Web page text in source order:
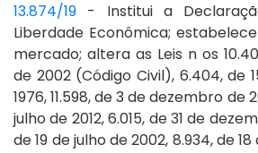
13.874/19 - Institui a
Liberdade Econômica;
mercado; altera as Leis n os
de 2002 (Código Civil), 6.404, de
1976, 11.598, de 3 de dezembro de
julho de 2012, 6.015, de 31 de
de 19 de julho de 2002, 8.934, de